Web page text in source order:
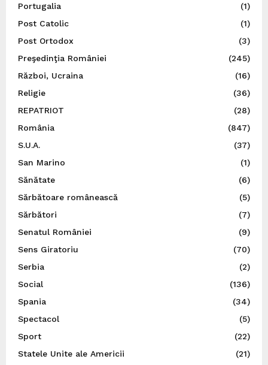
Portugalia
(1)
Post Catolic
(1)
Post Ortodox
(3)
Preşedinţia României
(245)
Război, Ucraina
(16)
Religie
(36)
REPATRIOT
(28)
România
(847)
S.U.A.
(37)
San Marino
(1)
Sănătate
(6)
Sărbătoare românească
(5)
Sărbători
(7)
Senatul României
(9)
Sens Giratoriu
(70)
Serbia
(2)
Social
(136)
Spania
(34)
Spectacol
(5)
Sport
(22)
Statele Unite ale Americii
(21)